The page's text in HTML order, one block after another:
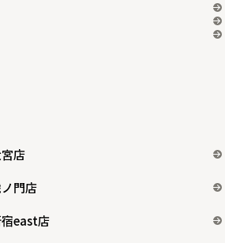
店
門店
east店